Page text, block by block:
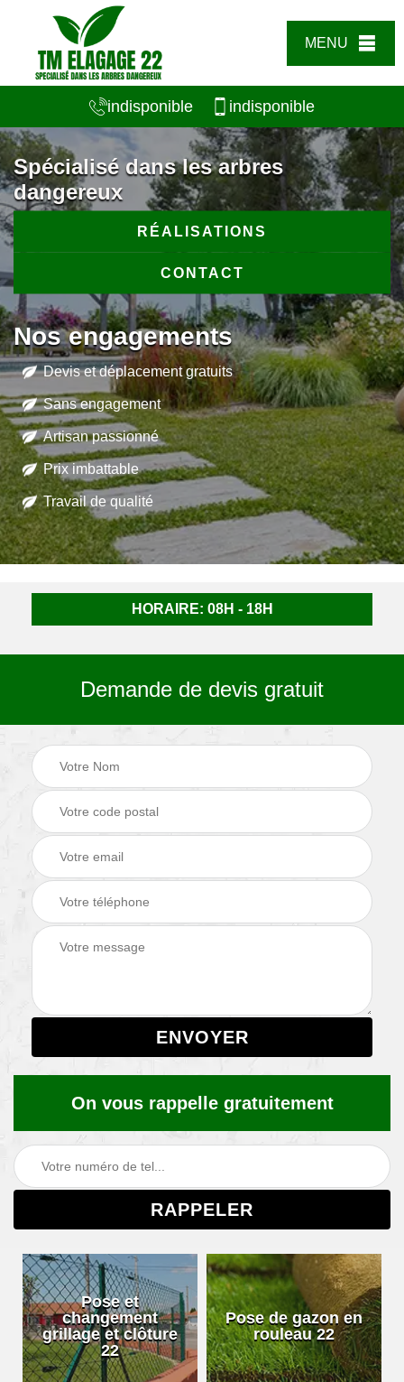
MENU
indisponible indisponible
Spécialisé dans les arbres
dangereux
RÉALISATIONS
CONTACT
Nos engagements
Devis et déplacement gratuits
Sans engagement
Artisan passionné
Prix imbattable
Travail de qualité
HORAIRE: 08H - 18H
Demande de devis gratuit
On vous rappelle gratuitement
Pose et
changement
grillage et clôture
22
Pose de gazon en
rouleau 22